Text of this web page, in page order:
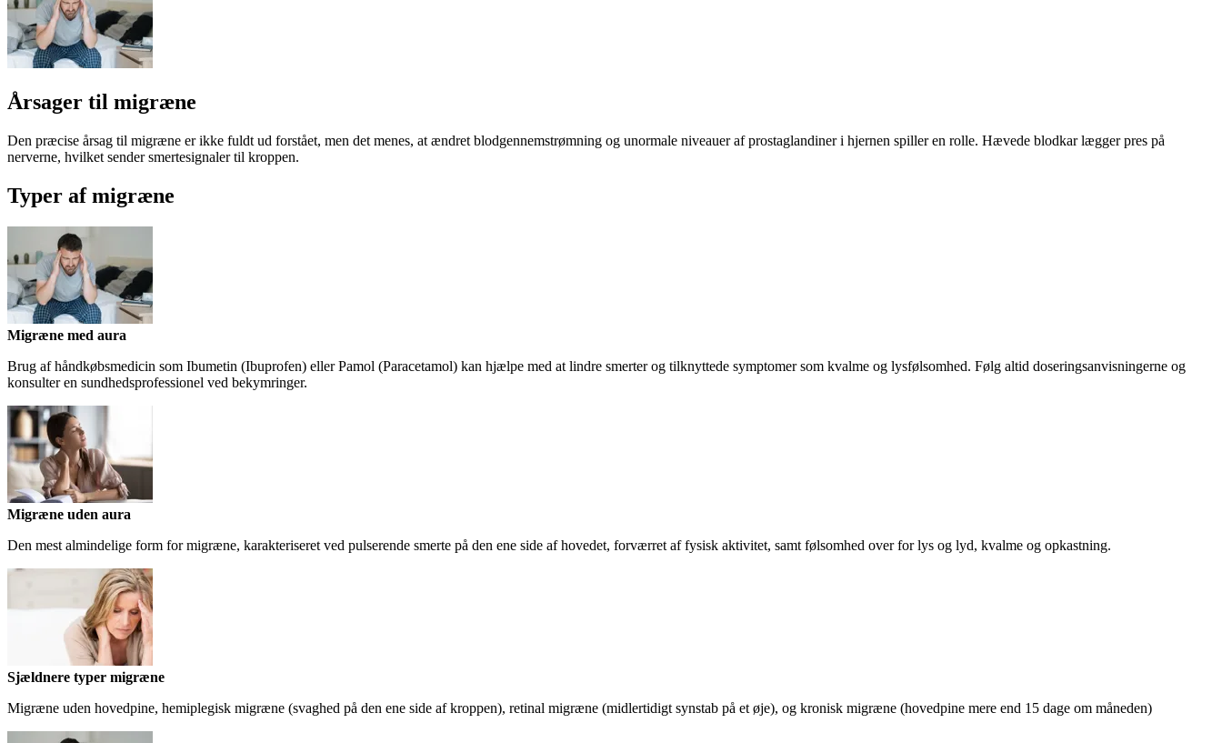
Årsa­ger til migræne
Den præcise årsag til migræne er ikke fuldt ud forstået, men det menes, at ændret blodgennemstrømning og unormale niveauer af prostaglandiner i hjernen spiller en rolle. Hævede blodkar lægger pres på
nerverne, hvilket sender smertesignaler til kroppen.
Typer af migræne
Migræne med aura
Brug af håndkøbsmedicin som Ibumetin (Ibuprofen) eller Pamol (Paracetamol) kan hjælpe med at lindre smerter og tilknyttede symptomer som kvalme og lysfølsomhed. Følg altid doseringsanvisningerne og
konsulter en sundhedsprofessionel ved bekymringer.
Migræne uden aura
Den mest almindelige form for migræne, karakteriseret ved pulserende smerte på den ene side af hovedet, forværret af fysisk aktivitet, samt følsomhed over for lys og lyd, kvalme og opkastning.
Sjældnere typer migræne
Migræne uden hovedpine, hemiplegisk migræne (svaghed på den ene side af kroppen), retinal migræne (midlertidigt synstab på et øje), og kronisk migræne (hovedpine mere end 15 dage om måneden)